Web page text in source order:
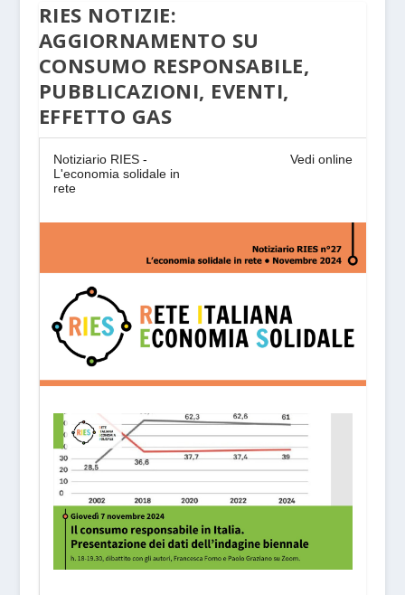
RIES NOTIZIE:
AGGIORNAMENTO SU
CONSUMO RESPONSABILE,
PUBBLICAZIONI, EVENTI,
EFFETTO GAS